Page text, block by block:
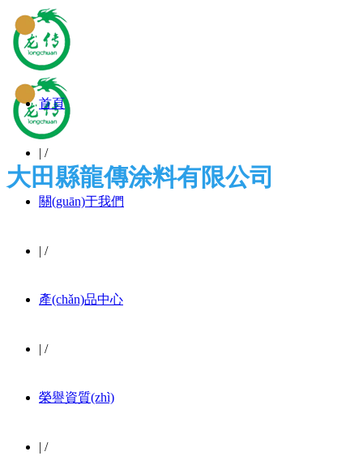
大田縣龍傳涂料有限公司
首頁
| /
關(guān)于我們
| /
產(chǎn)品中心
| /
榮譽資質(zhì)
| /